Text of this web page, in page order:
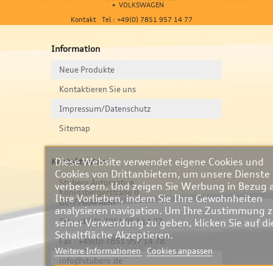
VOLKSWAGEN
Kontakt Tel : +49(0) 7851 957 14 77
Information
Neue Produkte
Kontaktieren Sie uns
Impressum/Datenschutz
Sitemap
Kontaktdaten
Stubero Automotive
Königsbergerstraße 8
DE-77694 Kehl
Tel : +49(0) 7851 957 14 77
Fax : +49(0) 7851 957 14 78
info@stubero.de
Diese Website verwendet eigene Cookies und
Cookies von Drittanbietern, um unsere Dienste
verbessern. Und zeigen Sie Werbung in Bezug
Ihre Vorlieben, indem Sie Ihre Gewohnheiten
analysieren navigation. Um Ihre Zustimmung
seiner Verwendung zu geben, klicken Sie auf
Schaltfläche Akzeptieren.
Weitere Informationen Cookies anpassen